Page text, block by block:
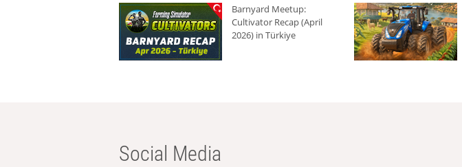
Barnyard Meetup:
Cultivator Recap (April
2026) in Türkiye
Social Media